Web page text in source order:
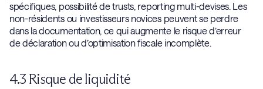
spécifiques, possibilité de trusts, reporting multi-devises. Les
non-résidents ou investisseurs novices peuvent se perdre
dans la documentation, ce qui augmente le risque d’erreur
de déclaration ou d’optimisation fiscale incomplète.
4.3 Risque de liquidité